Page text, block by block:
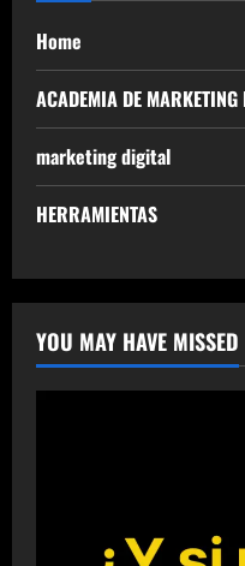
Home
ACADEMIA DE MARKETING
marketing digital
HERRAMIENTAS
YOU MAY HAVE MISSED